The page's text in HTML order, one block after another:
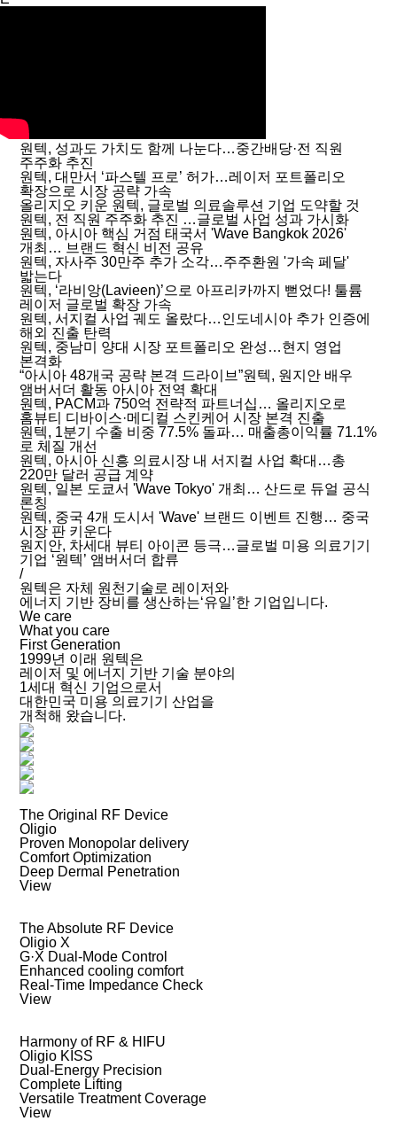
원텍, 성과도 가치도 함께 나눈다…중간배당·전 직원
주주화 추진
원텍, 대만서 ‘파스텔 프로’ 허가…레이저 포트폴리오
확장으로 시장 공략 가속
올리지오 키운 원텍, 글로벌 의료솔루션 기업 도약할 것
원텍, 전 직원 주주화 추진 …글로벌 사업 성과 가시화
원텍, 아시아 핵심 거점 태국서 'Wave Bangkok 2026'
개최… 브랜드 혁신 비전 공유
원텍, 자사주 30만주 추가 소각…주주환원 '가속 페달'
밟는다
원텍, ‘라비앙(Lavieen)’으로 아프리카까지 뻗었다! 툴륨
레이저 글로벌 확장 가속
원텍, 서지컬 사업 궤도 올랐다…인도네시아 추가 인증에
해외 진출 탄력
원텍, 중남미 양대 시장 포트폴리오 완성…현지 영업
본격화
“아시아 48개국 공략 본격 드라이브”원텍, 원지안 배우
앰버서더 활동 아시아 전역 확대
원텍, PACM과 750억 전략적 파트너십… 올리지오로
홈뷰티 디바이스·메디컬 스킨케어 시장 본격 진출
원텍, 1분기 수출 비중 77.5% 돌파… 매출총이익률 71.1%
로 체질 개선
원텍, 아시아 신흥 의료시장 내 서지컬 사업 확대…총
220만 달러 공급 계약
원텍, 일본 도쿄서 'Wave Tokyo' 개최… 산드로 듀얼 공식
론칭
원텍, 중국 4개 도시서 'Wave' 브랜드 이벤트 진행… 중국
시장 판 키운다
원지안, 차세대 뷰티 아이콘 등극…글로벌 미용 의료기기
기업 ‘원텍’ 앰버서더 합류
/
원텍은 자체 원천기술로 레이저와
에너지 기반 장비를 생산하는‘유일’한 기업입니다.
We care
What you care
First Generation
1999년 이래 원텍은
레이저 및 에너지 기반 기술 분야의
1세대 혁신 기업으로서
대한민국 미용 의료기기 산업을
개척해 왔습니다.
The Original RF Device
Oligio
Proven Monopolar delivery
Comfort Optimization
Deep Dermal Penetration
View
The Absolute RF Device
Oligio X
G·X Dual-Mode Control
Enhanced cooling comfort
Real-Time Impedance Check
View
Harmony of RF & HIFU
Oligio KISS
Dual-Energy Precision
Complete Lifting
Versatile Treatment Coverage
View